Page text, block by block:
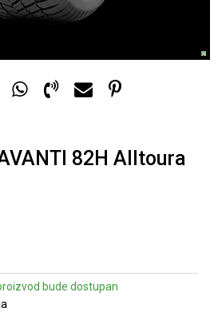
82H Alltoura
bude dostupan